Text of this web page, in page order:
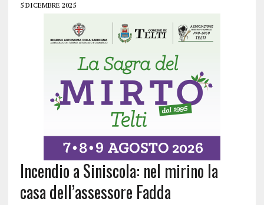
5 DICEMBRE 2025
Incendio a Siniscola: nel mirino la
casa dell’assessore Fadda